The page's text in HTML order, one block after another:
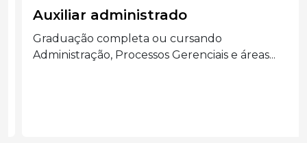
Auxiliar administrado
Graduação completa ou cursando
Administração, Processos Gerenciais e áreas...